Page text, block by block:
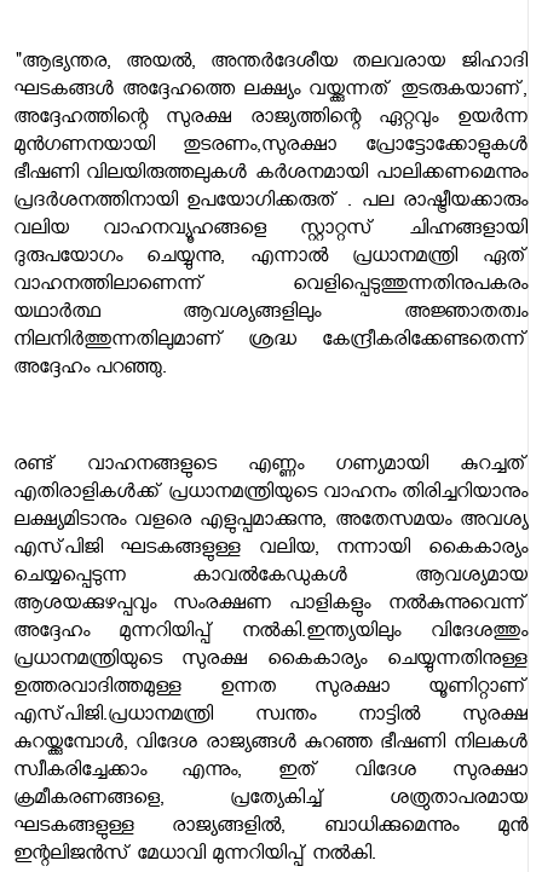
"ആഭ്യന്തര, അയൽ, അന്തർദേശീയ തലവരായ ജിഹാദി
ഘടകങ്ങൾ അദ്ദേഹത്തെ ലക്ഷ്യം വയ്ക്കുന്നത് തുടരുകയാണ്,
അദ്ദേഹത്തിന്റെ സുരക്ഷ രാജ്യത്തിന്റെ ഏറ്റവും ഉയർന്ന
മുൻഗണനയായി തുടരണം,സുരക്ഷാ പ്രോട്ടോക്കോളുകൾ
ഭീഷണി വിലയിരുത്തലുകൾ കർശനമായി പാലിക്കണമെന്നും
പ്രദർശനത്തിനായി ഉപയോഗിക്കരുത് . പല രാഷ്ട്രീയക്കാരും
വലിയ വാഹനവ്യൂഹങ്ങളെ സ്റ്റാറ്റസ് ചിഹ്നങ്ങളായി
ദുരുപയോഗം ചെയ്യുന്നു, എന്നാൽ പ്രധാനമന്ത്രി ഏത്
വാഹനത്തിലാണെന്ന് വെളിപ്പെടുത്തുന്നതിനുപകരം
യഥാർത്ഥ ആവശ്യങ്ങളിലും അജ്ഞാതത്വം
നിലനിർത്തുന്നതിലുമാണ് ശ്രദ്ധ കേന്ദ്രീകരിക്കേണ്ടതെന്ന്
അദ്ദേഹം പറഞ്ഞു.
രണ്ട് വാഹനങ്ങളുടെ എണ്ണം ഗണ്യമായി കുറച്ചത്
എതിരാളികൾക്ക് പ്രധാനമന്ത്രിയുടെ വാഹനം തിരിച്ചറിയാനും
ലക്ഷ്യമിടാനും വളരെ എളുപ്പമാക്കുന്നു, അതേസമയം അവശ്യ
എസ്‌പി‌ജി ഘടകങ്ങളുള്ള വലിയ, നന്നായി കൈകാര്യം
ചെയ്യപ്പെടുന്ന കാവൽകേഡുകൾ ആവശ്യമായ
ആശയക്കുഴപ്പവും സംരക്ഷണ പാളികളും നൽകുന്നുവെന്ന്
അദ്ദേഹം മുന്നറിയിപ്പ് നൽകി.ഇന്ത്യയിലും വിദേശത്തും
പ്രധാനമന്ത്രിയുടെ സുരക്ഷ കൈകാര്യം ചെയ്യുന്നതിനുള്ള
ഉത്തരവാദിത്തമുള്ള ഉന്നത സുരക്ഷാ യൂണിറ്റാണ്
എസ്‌പി‌ജി.പ്രധാനമന്ത്രി സ്വന്തം നാട്ടിൽ സുരക്ഷ
കുറയ്ക്കുമ്പോൾ, വിദേശ രാജ്യങ്ങൾ കുറഞ്ഞ ഭീഷണി നിലകൾ
സ്വീകരിച്ചേക്കാം എന്നും, ഇത് വിദേശ സുരക്ഷാ
ക്രമീകരണങ്ങളെ, പ്രത്യേകിച്ച് ശത്രുതാപരമായ
ഘടകങ്ങളുള്ള രാജ്യങ്ങളിൽ, ബാധിക്കുമെന്നും മുൻ
ഇന്റലിജൻസ് മേധാവി മുന്നറിയിപ്പ് നൽകി.